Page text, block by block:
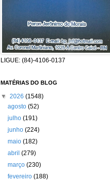
LIGUE: (84)-4106-0137
MATÉRIAS DO BLOG
▼ 2026 (1548)
agosto(52)
julho(191)
junho(224)
maio(182)
abril(279)
março(230)
fevereiro(188)